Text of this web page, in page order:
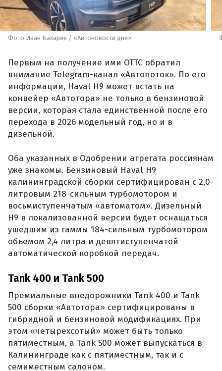
Фото Иван Бахарев / «Автоновости дня»
Первым на получение ими ОТТС обратил
внимание Telegram-канал «Автопоток». По его
информации, Haval H9 может встать на
конвейер «Автотора» не только в бензиновой
версии, которая стала единственной после его
перехода в 2026 модельный год, но и в
дизельной.
Оба указанных в Одобрении агрегата россиянам
уже знакомы. Бензиновый Haval H9
калининградской сборки сертифицирован с 2,0-
литровым 218-сильным турбомотором и
восьмиступенчатым «автоматом». Дизельный
H9 в локализованной версии будет оснащаться
ушедшим из гаммы 184-сильным турбомотором
объемом 2,4 литра и девятиступенчатой
автоматической коробкой передач.
Tank 400 и Tank 500
Премиальные внедорожники Tank 400 и Tank
500 сборки «Автотора» сертифицированы в
гибридной и бензиновой модификациях. При
этом «четырехсотый» может быть только
пятиместным, а Tank 500 может выпускаться в
Калининграде как с пятиместным, так и с
семиместным салоном.